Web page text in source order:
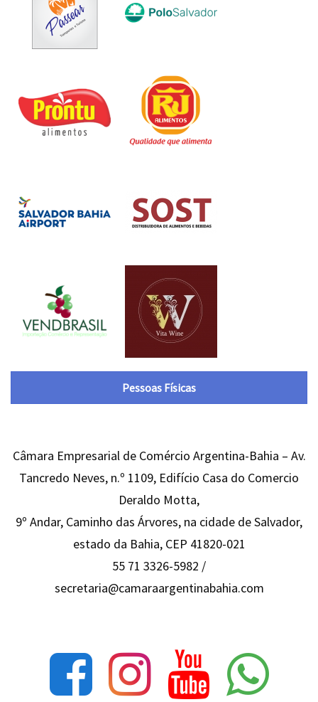
Pessoas Físicas
Câmara Empresarial de Comércio Argentina-Bahia – Av.
Tancredo Neves, n.º 1109, Edifício Casa do Comercio
Deraldo Motta,
9º Andar, Caminho das Árvores, na cidade de Salvador,
estado da Bahia, CEP 41820-021
55 71 3326-5982 /
secretaria@camaraargentinabahia.com